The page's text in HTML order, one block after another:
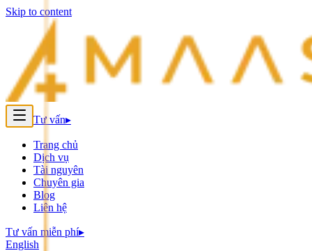
Skip to content
Tư vấn▸
Trang chủ
Dịch vụ
Tài nguyên
Chuyên gia
Blog
Liên hệ
Tư vấn miễn phí▸
English